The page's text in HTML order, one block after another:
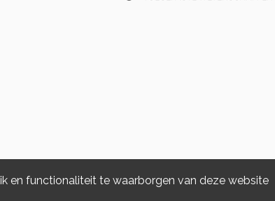
en functionaliteit te waarborgen van deze website